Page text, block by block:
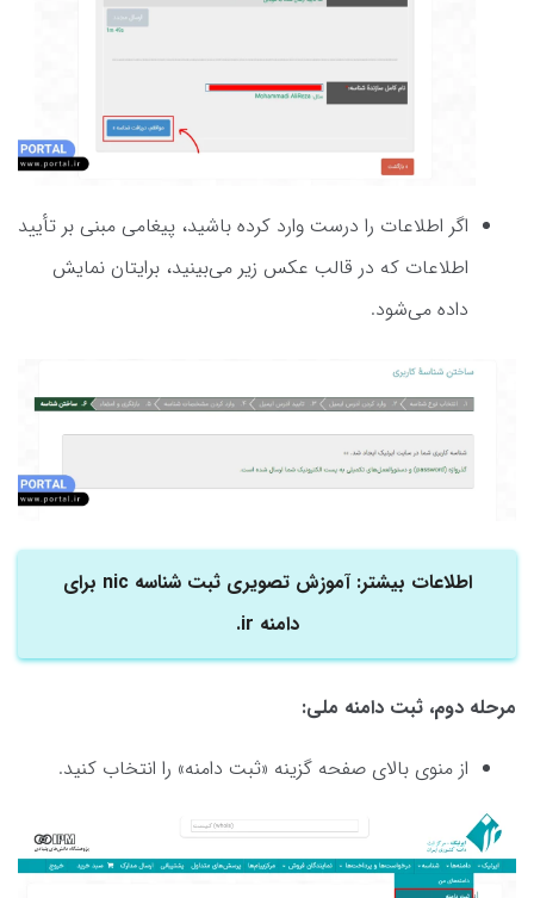
اگر اطلاعات را درست وارد کرده باشید، پیغامی مبنی بر تأیید
اطلاعات که در قالب عکس زیر می‌بینید، برایتان نمایش
داده می‌شود.
اطلاعات بیشتر: آموزش تصویری ثبت شناسه nic برای
دامنه ir.
مرحله دوم، ثبت دامنه ملی:
از منوی بالای صفحه گزینه «ثبت دامنه‌» را انتخاب کنید.